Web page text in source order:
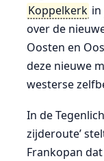
Koppelkerk in
over de
Oosten en
deze nieuwe
westerse
In de
zijderoute’
Frankopan